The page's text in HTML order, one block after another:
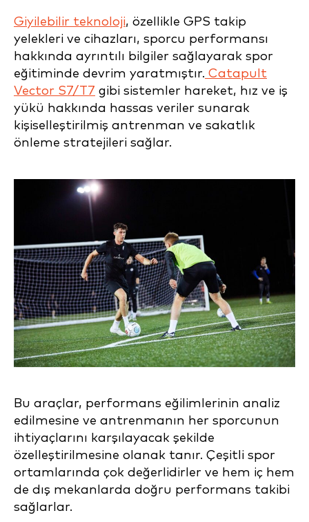
Giyilebilir teknoloji, özellikle GPS takip
yelekleri ve cihazları, sporcu performansı
hakkında ayrıntılı bilgiler sağlayarak spor
eğitiminde devrim yaratmıştır. Catapult
Vector S7/T7 gibi sistemler hareket, hız ve iş
yükü hakkında hassas veriler sunarak
kişiselleştirilmiş antrenman ve sakatlık
önleme stratejileri sağlar.
Bu araçlar, performans eğilimlerinin analiz
edilmesine ve antrenmanın her sporcunun
ihtiyaçlarını karşılayacak şekilde
özelleştirilmesine olanak tanır. Çeşitli spor
ortamlarında çok değerlidirler ve hem iç hem
de dış mekanlarda doğru performans takibi
sağlarlar.